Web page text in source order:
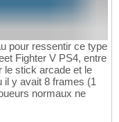
pour ressentir ce type
Fighter V PS4, entre
le stick arcade et le
il y avait 8 frames (1
normaux ne